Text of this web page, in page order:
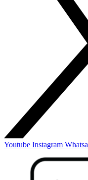
Youtube Instagram